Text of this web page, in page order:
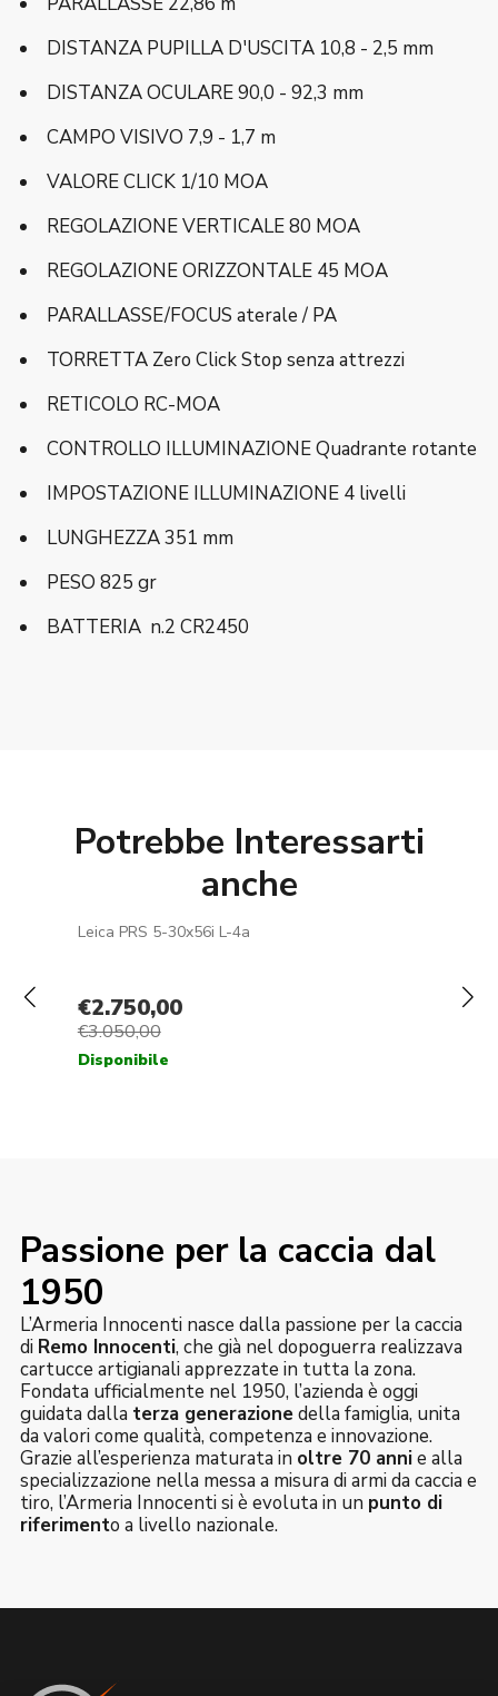
DISTANZA PUPILLA D'USCITA 10,8 - 2,5 mm
DISTANZA OCULARE 90,0 - 92,3 mm
CAMPO VISIVO 7,9 - 1,7 m
VALORE CLICK 1/10 MOA
REGOLAZIONE VERTICALE 80 MOA
REGOLAZIONE ORIZZONTALE 45 MOA
PARALLASSE/FOCUS aterale / PA
TORRETTA Zero Click Stop senza attrezzi
RETICOLO RC-MOA
CONTROLLO ILLUMINAZIONE Quadrante rotante
IMPOSTAZIONE ILLUMINAZIONE 4 livelli
LUNGHEZZA 351 mm
PESO 825 gr
BATTERIA n.2 CR2450
Potrebbe Interessarti
anche
Passione per la caccia dal
1950
L’Armeria Innocenti nasce dalla passione per la caccia
di Remo Innocenti, che già nel dopoguerra realizzava
cartucce artigianali apprezzate in tutta la zona.
Fondata ufficialmente nel 1950, l’azienda è oggi
guidata dalla terza generazionedella famiglia, unita
da valori come qualità, competenza e innovazione.
Grazie all’esperienza maturata in oltre 70 annie alla
specializzazione nella messa a misura di armi da caccia e
tiro, l’Armeria Innocenti si è evoluta in un punto di
riferimento a livello nazionale.